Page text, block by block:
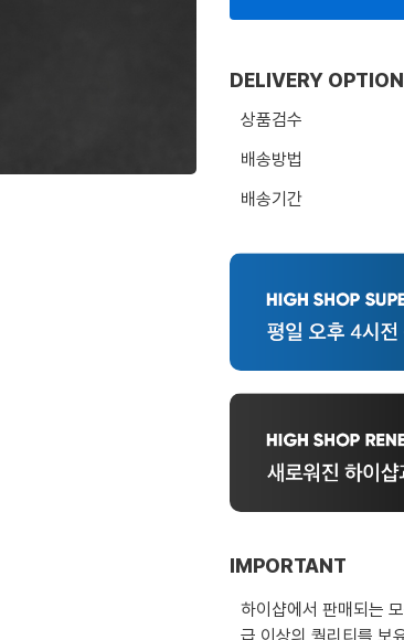
DELIVERY OPTION
상품검수
배송방법
배송기간
IMPORTANT
하이샵에서 판매되는